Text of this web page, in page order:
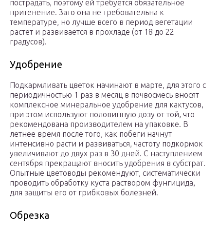
пострадать, поэтому ей требуется обязательное
притенение. Зато она не требовательна к
температуре, но лучше всего в период вегетации
растет и развивается в прохладе (от 18 до 22
градусов).
Удобрение
Подкармливать цветок начинают в марте, для этого с
периодичностью 1 раз в месяц в почвосмесь вносят
комплексное минеральное удобрение для кактусов,
при этом используют половинную дозу от той, что
рекомендована производителем на упаковке. В
летнее время после того, как побеги начнут
интенсивно расти и развиваться, частоту подкормок
увеличивают до двух раз в 30 дней. С наступлением
сентября прекращают вносить удобрения в субстрат.
Опытные цветоводы рекомендуют, систематически
проводить обработку куста раствором фунгицида,
для защиты его от грибковых болезней.
Обрезка